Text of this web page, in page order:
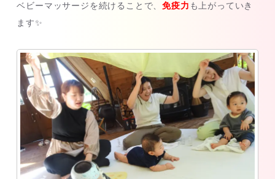
ベビーマッサージを続けることで、免疫力 も上がっていき
ます✨️